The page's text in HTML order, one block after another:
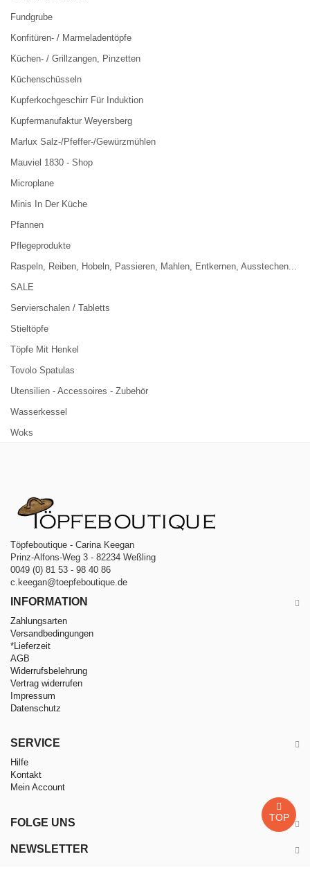
Fundgrube
Konfitüren- / Marmeladentöpfe
Küchen- / Grillzangen, Pinzetten
Küchenschüsseln
Kupferkochgeschirr Für Induktion
Kupfermanufaktur Weyersberg
Marlux Salz-/Pfeffer-/Gewürzmühlen
Mauviel 1830 - Shop
Microplane
Minis In Der Küche
Pfannen
Pflegeprodukte
Raspeln, Reiben, Hobeln, Passieren, Mahlen, Entkernen, Ausstechen...
SALE
Servierschalen / Tabletts
Stieltöpfe
Töpfe Mit Henkel
Tovolo Spatulas
Utensilien - Accessoires - Zubehör
Wasserkessel
Woks
Töpfeboutique - Carina Keegan
Prinz-Alfons-Weg 3 - 82234 Weßling
0049 (0) 81 53 - 98 40 86
c.keegan@toepfeboutique.de
INFORMATION
Zahlungsarten
Versandbedingungen
*Lieferzeit
AGB
Widerrufsbelehrung
Vertrag widerrufen
Impressum
Datenschutz
SERVICE
Hilfe
Kontakt
Mein Account
FOLGE UNS
NEWSLETTER
TOP